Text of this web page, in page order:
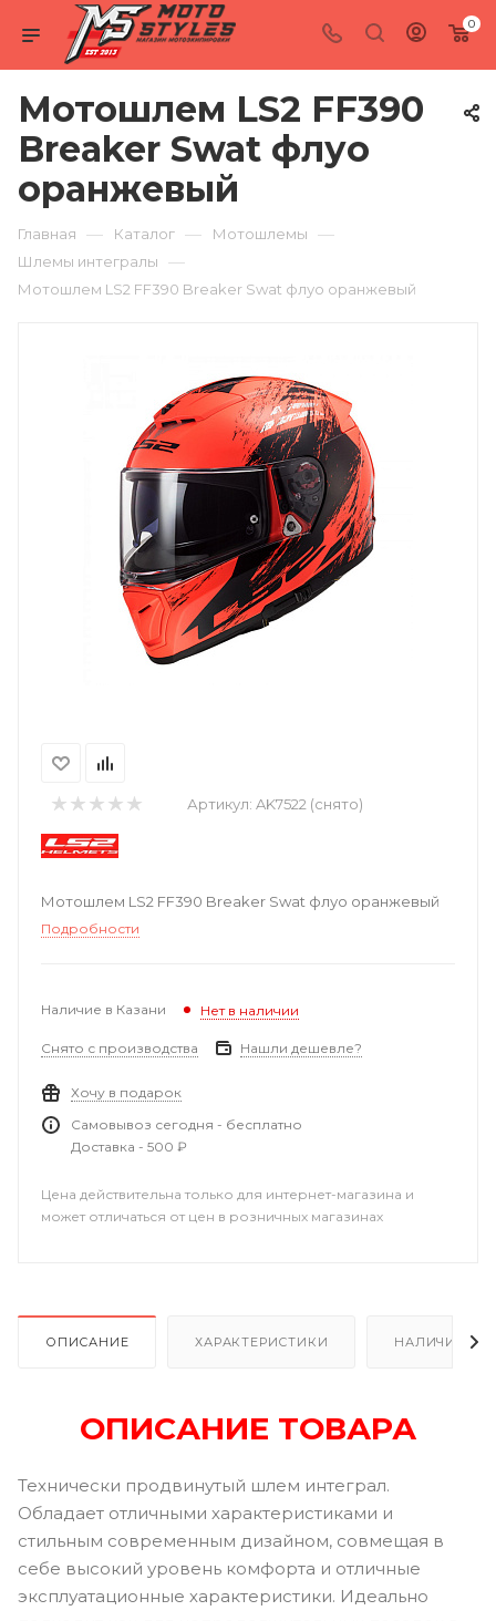
0
Мотошлем LS2 FF390
Breaker Swat флуо
оранжевый
Главная — Каталог — Мотошлемы —
Шлемы интегралы —
Мотошлем LS2 FF390 Breaker Swat флуо оранжевый
Артикул: AK7522 (снято)
Мотошлем LS2 FF390 Breaker Swat флуо оранжевый
Подробности
Наличие в Казани Нет в наличии
Снято с производства Нашли дешевле?
Хочу в подарок
Самовывоз сегодня - бесплатно
Доставка - 500 ₽
Цена действительна только для интернет-магазина и
может отличаться от цен в розничных магазинах
ОПИСАНИЕ ХАРАКТЕРИСТИКИ НАЛИЧИЕ В
ОПИСАНИЕ ТОВАРА
Технически продвинутый шлем интеграл.
Обладает отличными характеристиками и
стильным современным дизайном, совмещая в
себе высокий уровень комфорта и отличные
эксплуатационные характеристики. Идеально